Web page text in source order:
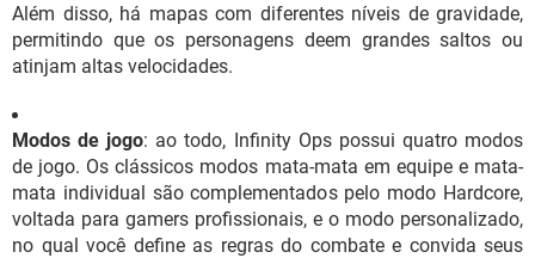
Além disso, há mapas com diferentes níveis de gravidade,
permitindo que os personagens deem grandes saltos ou
atinjam altas velocidades.
Modos de jogo: ao todo, Infinity Ops possui quatro modos
de jogo. Os clássicos modos mata-mata em equipe e mata-
mata individual são complementados pelo modo Hardcore,
voltada para gamers profissionais, e o modo personalizado,
no qual você define as regras do combate e convida seus